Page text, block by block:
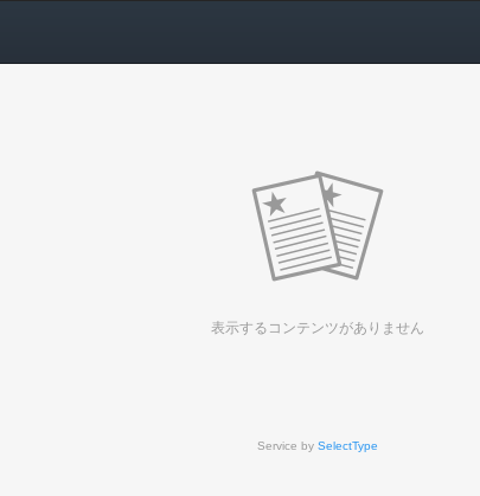
表示するコンテンツがありません
Service by SelectType